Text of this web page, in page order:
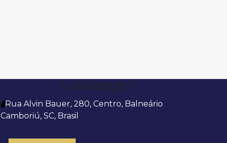
Localização
Rua Alvin Bauer, 280, Centro, Balneário
Camboriú, SC, Brasil